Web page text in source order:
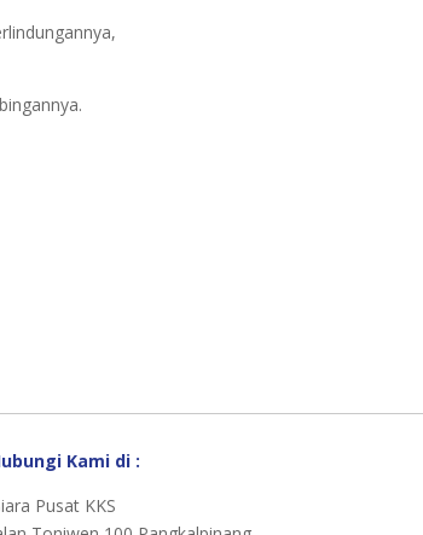
Kami di :
Pusat KKS